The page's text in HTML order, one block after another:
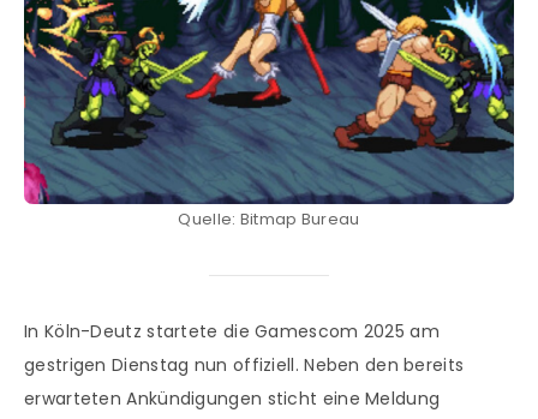
Quelle: Bitmap Bureau
In Köln-Deutz startete die Gamescom 2025 am
gestrigen Dienstag nun offiziell. Neben den bereits
erwarteten Ankündigungen sticht eine Meldung